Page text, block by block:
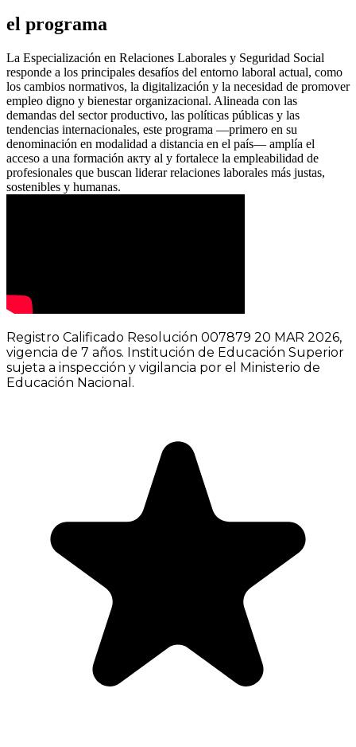
el programa
La Especialización en Relaciones Laborales y Seguridad Social
responde a los principales desafíos del entorno laboral actual, como
los cambios normativos, la digitalización y la necesidad de promover
empleo digno y bienestar organizacional. Alineada con las
demandas del sector productivo, las políticas públicas y las
tendencias internacionales, este programa —primero en su
denominación en modalidad a distancia en el país— amplía el
acceso a una formación акту al y fortalece la empleabilidad de
profesionales que buscan liderar relaciones laborales más justas,
sostenibles y humanas.
Registro Calificado Resolución 007879 20 MAR 2026,
vigencia de 7 años. Institución de Educación Superior
sujeta a inspección y vigilancia por el Ministerio de
Educación Nacional.